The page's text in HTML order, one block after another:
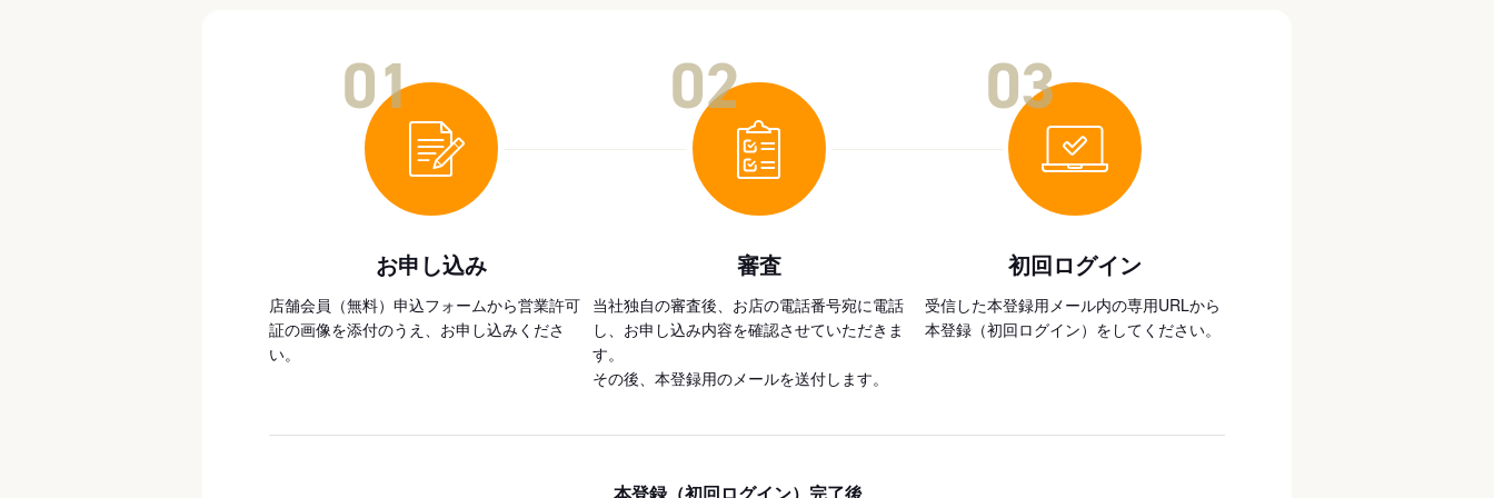
お申し込み
店舗会員（無料）申込フォームから営業許可
証の画像を添付のうえ、お申し込みくださ
い。
審査
当社独自の審査後、お店の電話番号宛に電話
し、お申し込み内容を確認させていただきま
す。
その後、本登録用のメールを送付します。
初回ログイン
受信した本登録用メール内の専用URLから
本登録（初回ログイン）をしてください。